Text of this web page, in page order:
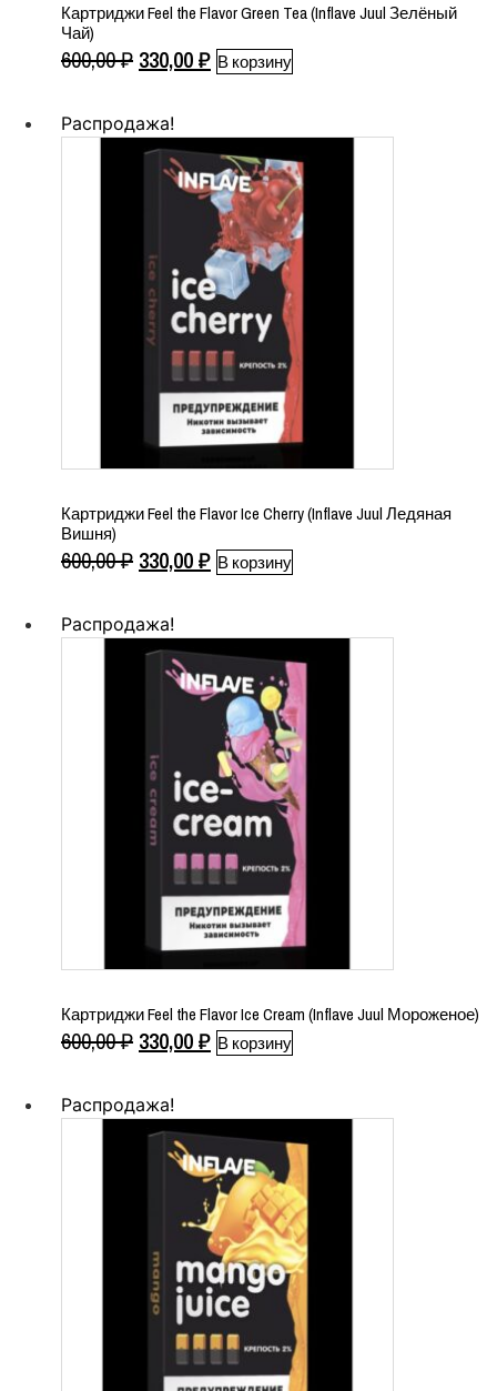
Картриджи Feel the Flavor Green Tea (Inflave Juul Зелёный
Чай)
600,00₽ Первоначальная
составляла
600,00 ₽.
330,00₽Текущая
В корзину
Распродажа!
Картриджи Feel the Flavor Ice Cherry (Inflave Juul Ледяная
Вишня)
600,00₽ Первоначальная
составляла
600,00 ₽.
330,00₽Текущая
В корзину
Распродажа!
Картриджи Feel the Flavor Ice Cream (Inflave Juul Мороженое)
600,00₽ Первоначальная
составляла
600,00 ₽.
330,00₽Текущая
В корзину
Распродажа!